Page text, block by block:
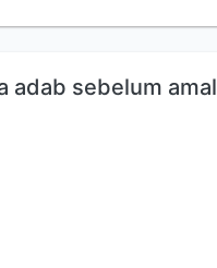
adab sebelum amal